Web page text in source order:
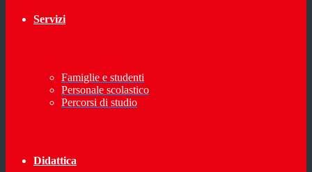
Servizi
Famiglie e studenti
Personale scolastico
Percorsi di studio
Didattica